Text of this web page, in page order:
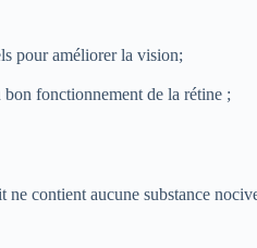
pour améliorer la vision;
bon fonctionnement de la rétine ;
ne contient aucune substance